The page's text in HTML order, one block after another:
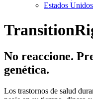
Estados Unidos
No reaccione.
genética.
Los trastornos de salud